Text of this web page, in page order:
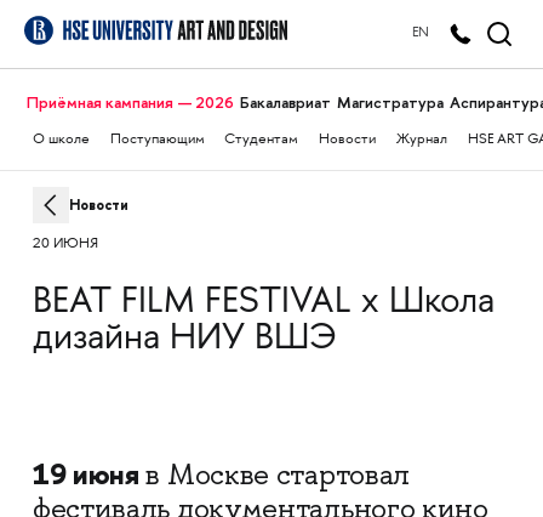
EN
Приёмная кампания — 2026 Бакалавриат Магистратура
О школе Поступающим Студентам Новости Журнал HSE ART
Новости
20 ИЮНЯ
BEAT FILM FESTIVAL х Школа
дизайна НИУ ВШЭ
19 июня в Москве стартовал
фестиваль документального кино